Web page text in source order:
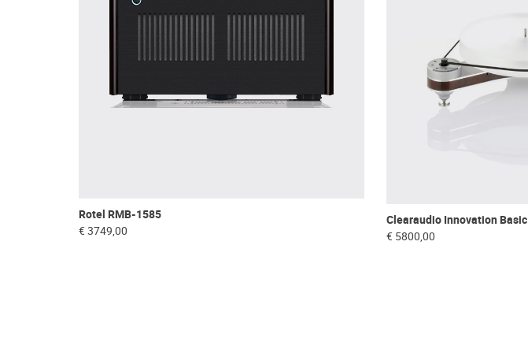
Rotel RMB-1585
€ 3749,00
Clearaudio Innovation Basic
€ 5800,00